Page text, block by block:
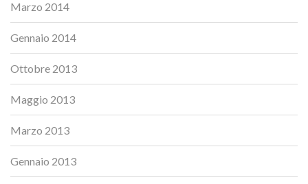
Marzo 2014
Gennaio 2014
Ottobre 2013
Maggio 2013
Marzo 2013
Gennaio 2013